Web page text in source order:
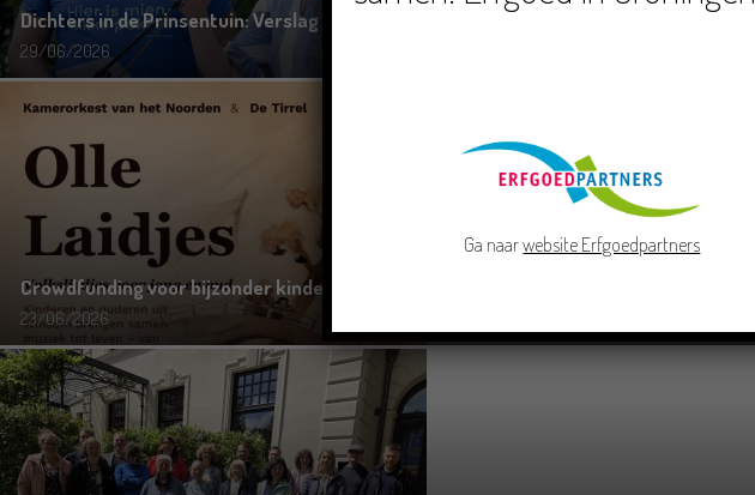
Dichters in de Prinsentuin: Verslag Zomor Wat Ommaans
29/06/2026
Crowdfunding voor bijzonder kinderboek met Groningse liedjes en verhalen
23/06/2026
Ga naarwebsite Erfgoedpartners